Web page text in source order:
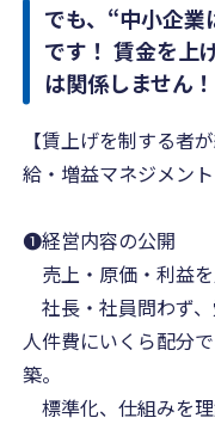
でも、“中小企業
です！ 賃金を上
は関係しません！
【賃上げを制する者
給・増益マネジメン
❶経営内容の公開
売上・原価・利益を
社長・社員問わず、
人件費にいくら配分
築。
標準化、仕組みを